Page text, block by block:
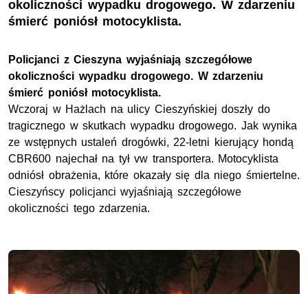
okoliczności wypadku drogowego. W zdarzeniu
śmierć poniósł motocyklista.
Policjanci z Cieszyna wyjaśniają szczegółowe
okoliczności wypadku drogowego. W zdarzeniu
śmierć poniósł motocyklista.
Wczoraj w Hażlach na ulicy Cieszyńskiej doszły do
tragicznego w skutkach wypadku drogowego. Jak wynika
ze wstępnych ustaleń drogówki, 22-letni kierujący hondą
CBR600 najechał na tył vw transportera. Motocyklista
odniósł obrażenia, które okazały się dla niego śmiertelne.
Cieszyńscy policjanci wyjaśniają szczegółowe
okoliczności tego zdarzenia.